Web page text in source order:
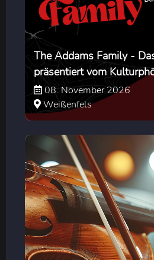
The Addams Family -
präsentiert vom
08. November 2026
Weißenfels